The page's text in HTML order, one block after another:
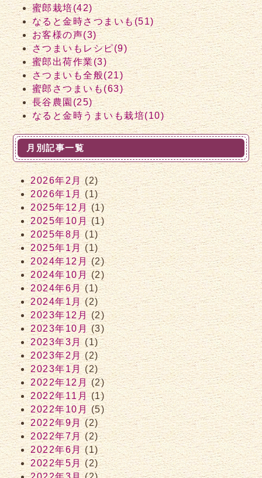
蜜郎栽培(42)
なると金時さつまいも(51)
お客様の声(3)
さつまいもレシピ(9)
蜜郎出荷作業(3)
さつまいも全般(21)
蜜郎さつまいも(63)
長谷農園(25)
なると金時うまいも栽培(10)
月別記事一覧
2026年2月(2)
2026年1月(1)
2025年12月(1)
2025年10月(1)
2025年8月(1)
2025年1月(1)
2024年12月(2)
2024年10月(2)
2024年6月(1)
2024年1月(2)
2023年12月 (2)
2023年10月(3)
2023年3月(1)
2023年2月(2)
2023年1月(2)
2022年12月(2)
2022年11月(1)
2022年10月(5)
2022年9月(2)
2022年7月(2)
2022年6月(1)
2022年5月(2)